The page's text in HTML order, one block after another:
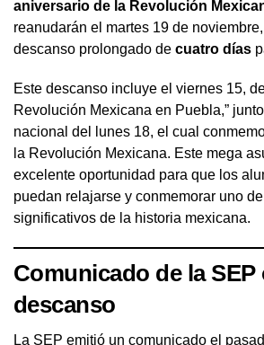
aniversario de la Revolución
reanudarán el martes 19 de
descanso prolongado de cuatro días
Este descanso incluye el viernes 15,
Revolución Mexicana en Puebla,”
nacional del lunes 18, el cual
la Revolución Mexicana. Este mega
excelente oportunidad para que los
puedan relajarse y conmemorar uno
significativos de la historia mexicana.
Comunicado de la SEP
descanso
La SEP emitió un comunicado el